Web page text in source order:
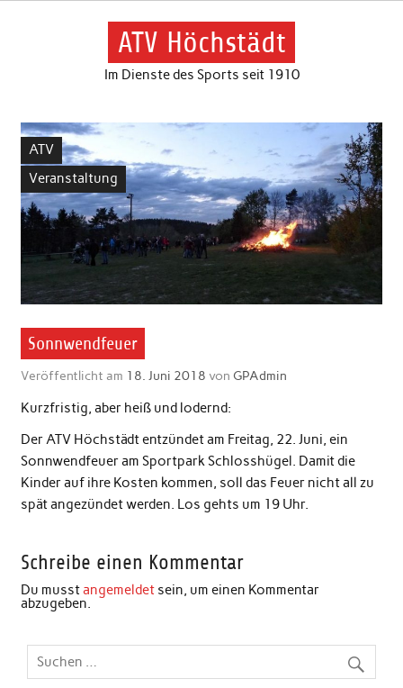
Skip
ATV Höchstädt
Im Dienste des Sports seit 1910
ATV
Veranstaltung
Sonnwendfeuer
Veröffentlicht am 18. Juni 2018 von GPAdmin
Kurzfristig, aber heiß und lodernd:
Der ATV Höchstädt entzündet am Freitag, 22. Juni, ein
Sonnwendfeuer am Sportpark Schlosshügel. Damit die
Kinder auf ihre Kosten kommen, soll das Feuer nicht all zu
spät angezündet werden. Los gehts um 19 Uhr.
Schreibe einen Kommentar
Du musstangemeldetsein, um einen Kommentar
abzugeben.